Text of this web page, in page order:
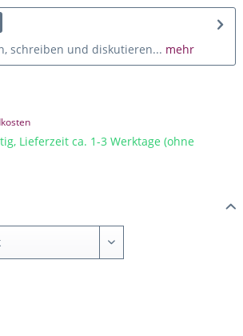
schreiben und diskutieren... mehr
Lieferzeit ca. 1-3 Werktage (ohne